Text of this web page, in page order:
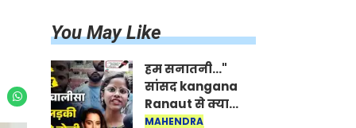
You May Like
हम सनातनी..."
सांसद kangana
Ranaut से क्या
बोली लड़की? Viral
MAHENDRA